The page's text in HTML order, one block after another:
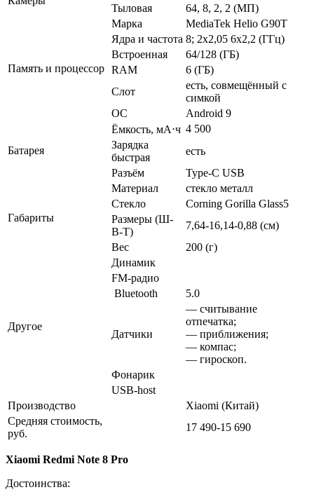
Тыловая 64, 8, 2, 2 (МП)
Память и процессор
Марка
MediaTek Helio G90T
Ядра и частота 8; 2х2,05 6х2,2 (ГГц)
Встроенная
64/128 (ГБ)
RAM
6 (ГБ)
Слот
есть, совмещённый с
симкой
ОС
Android 9
Батарея
Ёмкость, мА⋅ч 4 500
Зарядка
быстрая
есть
Разъём
Type-C USB
Габариты
Материал
стекло металл
Стекло
Corning Gorilla Glass5
Размеры (Ш-
В-Т)
7,64-16,14-0,88 (см)
Вес
200 (г)
Другое
Динамик
FM-радио
Bluetooth
5.0
Датчики
— считывание
отпечатка;
— приближения;
— компас;
— гироскоп.
Фонарик
USB-host
Производство
Xiaomi (Китай)
Средняя стоимость,
руб.
17 490-15 690
Xiaomi Redmi Note 8 Pro
Достоинства: